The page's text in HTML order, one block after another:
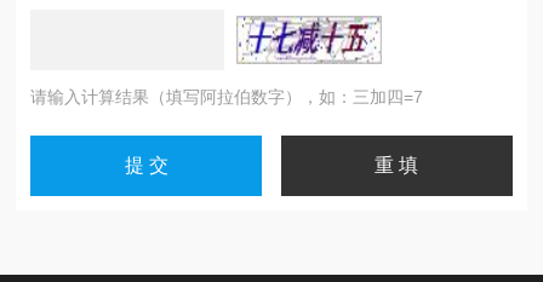
请输入计算结果（填写阿拉伯数字），如：三加四=7